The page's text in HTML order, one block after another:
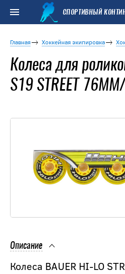
СПОРТИВНЫЙ
Главная Хоккейная экипировка
Колеса для
S19 STREET
Описание
Колеса BAUER HI-LO